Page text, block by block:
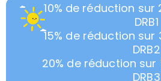
10% de réduction sur
DRB1
15% de réduction sur
DRB2
20% de réduction
DRB3